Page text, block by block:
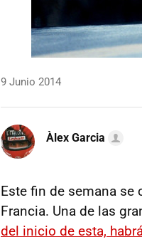
9 Junio 2014
Àlex Garcia
Este fin de semana se
Francia. Una de las
del inicio de esta,